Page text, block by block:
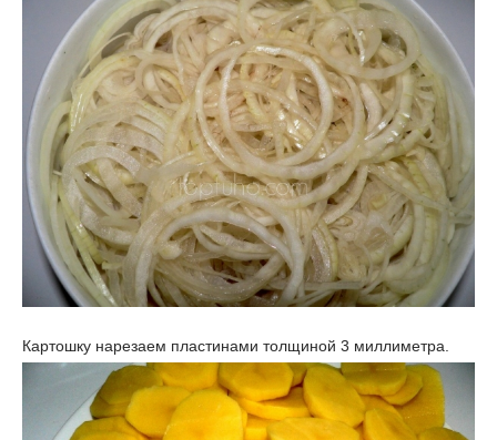
Картошку нарезаем пластинами толщиной 3 миллиметра.